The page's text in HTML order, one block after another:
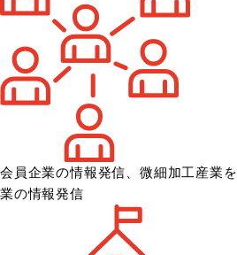
会員企業の情報発信、微細加工産業を
業の情報発信